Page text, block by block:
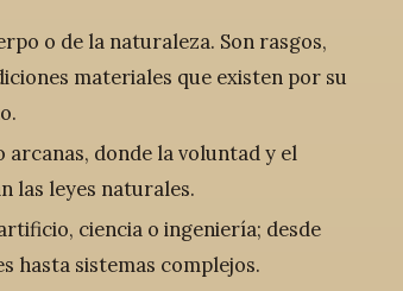
o de la naturaleza. Son rasgos,
materiales que existen por su
arcanas, donde la voluntad y el
las leyes naturales.
ciencia o ingeniería; desde
hasta sistemas complejos.